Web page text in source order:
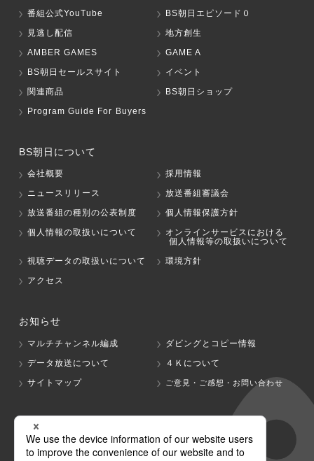
番組公式YouTube
BS朝日エピソード０
見逃し配信
地方創生
AMBER GAMES
GAME A
BS朝日セールスサイト
イベント
関連商品
BS朝日ショップ
Program Guide For Buyers
BS朝日について
会社概要
採用情報
ニュースリリース
放送番組審議会
放送番組の種別の公表制度
個人情報保護方針
個人情報の取扱いについて
オンラインサービスにおける
個人情報等の取扱いについて
視聴データの取扱いについて
環境方針
アクセス
お知らせ
マルチチャンネル編成
ダビングとコピー情報
データ放送について
４Ｋについて
サイトマップ
ご意見・ご感想・お問い合わせ
グループ会社
テレビ朝日 テレ朝チャンネル